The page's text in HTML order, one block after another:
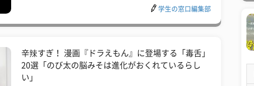
学生の窓口編集部
辛辣すぎ！ 漫画『ドラえもん』に登場する「毒舌」
20選「のび太の脳みそは進化がおくれているらし
い」